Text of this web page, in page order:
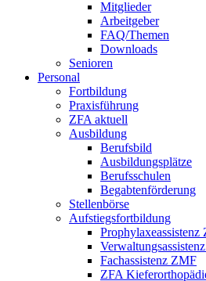
Mitglieder
Arbeitgeber
FAQ/Themen
Downloads
Senioren
Personal
Fortbildung
Praxisführung
ZFA aktuell
Ausbildung
Berufsbild
Ausbildungsplätze
Berufsschulen
Begabtenförderung
Stellenbörse
Aufstiegsfortbildung
Prophylaxeassistenz
Fachassistenz ZMF
ZFA